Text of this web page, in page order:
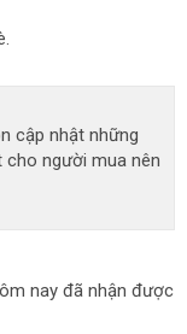
cập nhật những
cho người mua nên
nay đã nhận được